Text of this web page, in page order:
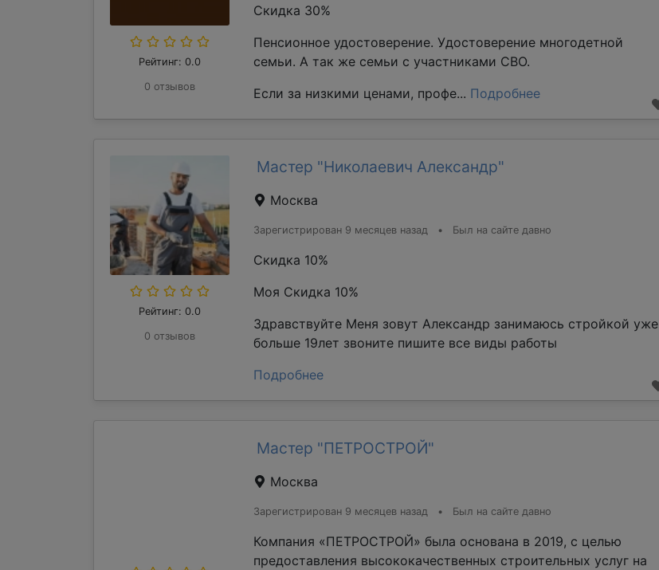
Рейтинг: 0.0
0 отзывов
Скидка 30%
Пенсионное удостоверение. Удостоверение многодетной
семьи. А так же семьи с участниками СВО.
Если за низкими ценами, профе... Подробнее
Рейтинг: 0.0
0 отзывов
Мастер "Николаевич Александр"
Москва
Зарегистрирован 9 месяцев назад • Был на сайте давно
Скидка 10%
Моя Скидка 10%
Здравствуйте Меня зовут Александр занимаюсь стройкой уже
больше 19лет звоните пишите все виды работы
Подробнее
Мастер "ПЕТРОСТРОЙ"
Москва
Зарегистрирован 9 месяцев назад • Был на сайте давно
Компания «ПЕТРОСТРОЙ» была основана в 2019, с целью
предоставления высококачественных строительных услуг на